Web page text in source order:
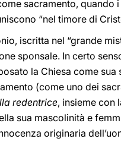
sacramento,
“nel timore di
iscritta nel “grande
sponsale. In certo
la Chiesa come sua
(come uno dei
redentrice, insieme con
sua mascolinità e
originaria